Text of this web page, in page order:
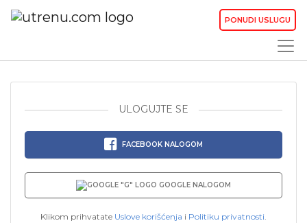
PONUDI USLUGU
ULOGUJTE SE
FACEBOOK NALOGOM
GOOGLE NALOGOM
Klikom prihvatate Uslove korišćenja i Politiku privatnosti.